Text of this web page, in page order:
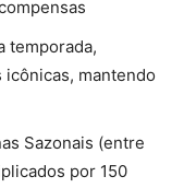
temporada,
mantendo
Sazonais (entre
por 150